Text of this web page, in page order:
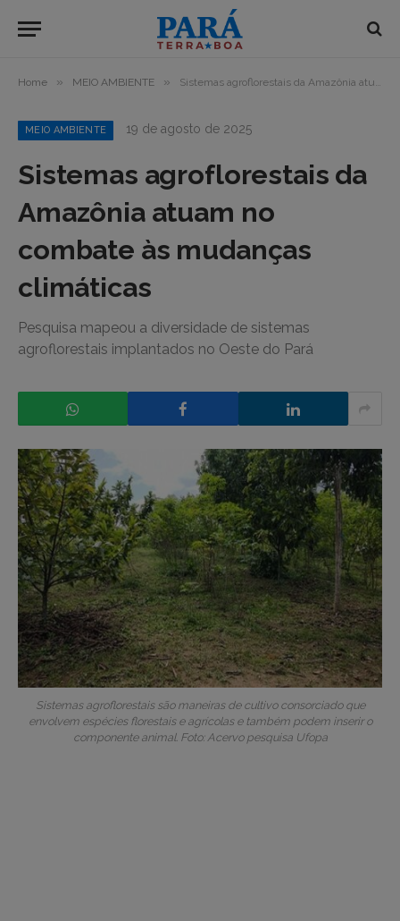
Home » MEIO AMBIENTE » Sistemas agroflorestais da Amazônia atuam no combate às mudanças climáticas
MEIO AMBIENTE 19 de agosto de 2025
Sistemas agroflorestais da
Amazônia atuam no
combate às mudanças
climáticas
Pesquisa mapeou a diversidade de sistemas
agroflorestais implantados no Oeste do Pará
Sistemas agroflorestais são maneiras de cultivo consorciado que
envolvem espécies florestais e agrícolas e também podem inserir o
componente animal. Foto: Acervo pesquisa Ufopa